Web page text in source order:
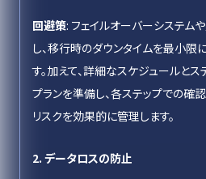
回避策: フェイルオーバーシステム
し、移行時のダウンタイムを最小限
す。加えて、詳細なスケジュールと
プランを準備し、各ステップでの確
リスクを効果的に管理します。
2. データロスの防止